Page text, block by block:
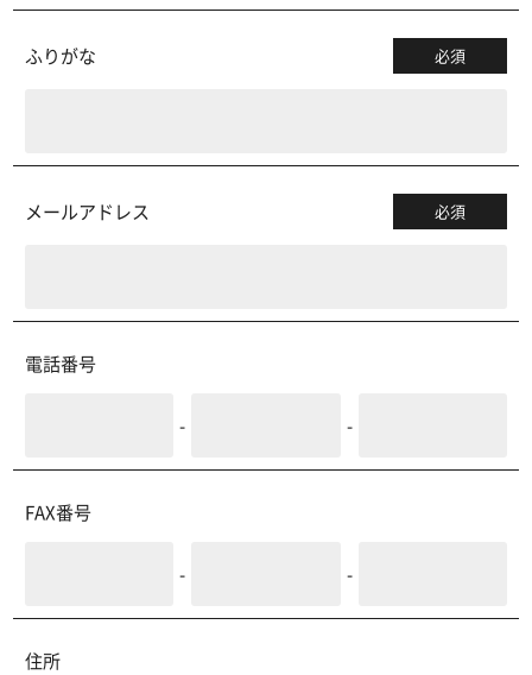
ふりがな 必須
メールアドレス 必須
電話番号
- -
FAX番号
- -
住所